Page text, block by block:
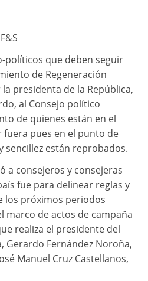
políticos que deben seguir
de Regeneración
presidenta de la República,
al Consejo político
de quienes están en el
pues en el punto de
sencillez están reprobados.
a consejeros y consejeras
fue para delinear reglas y
los próximos periodos
marco de actos de campaña
realiza el presidente del
Gerardo Fernández Noroña,
Manuel Cruz Castellanos,